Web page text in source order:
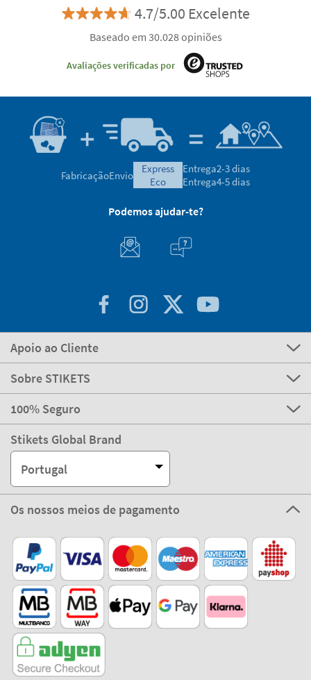
4.7/5.00 Excelente
Baseado em 30.028 opiniões
Avaliações verificadas por
FabricaçãoEnvio
express
eco
Entrega2-3 dias
Entrega4-5 dias
Podemos ajudar-te?
Apoio ao Cliente
Sobre STIKETS
100% Seguro
Stikets Global Brand
Portugal
Os nossos meios de pagamento